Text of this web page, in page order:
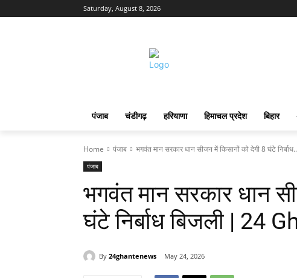
Saturday, August 8, 2026
पंजाब चंडीगढ़ हरियाणा हिमाचल प्रदेश बिहार
Home पंजाब भगवंत मान सरकार धान सीजन में किसानों को देगी 8 घंटे
पंजाब
भगवंत मान सरकार धान
घंटे निर्बाध बिजली | 24
By 24ghantenews May 24, 2026